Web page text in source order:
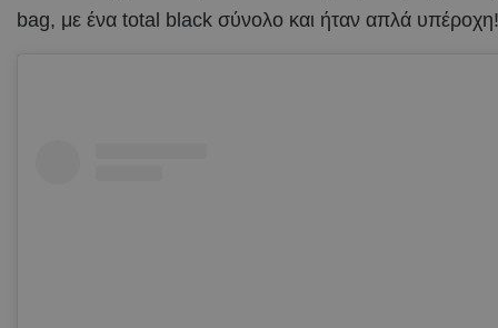
bag, με ένα total black σύνολο και ήταν απλά υπέροχη!